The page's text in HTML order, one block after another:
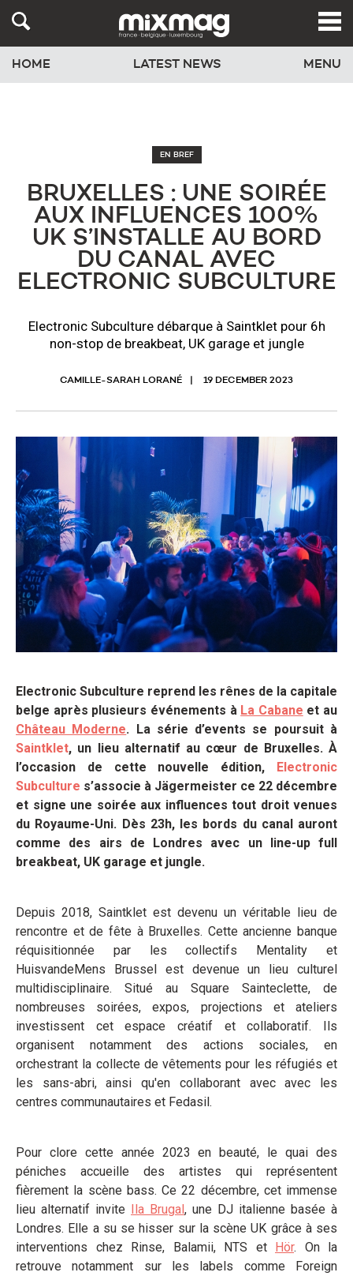
HOME LATEST NEWS MENU
EN BREF
BRUXELLES : UNE SOIRÉE
AUX INFLUENCES 100%
UK S’INSTALLE AU BORD
DU CANAL AVEC
ELECTRONIC SUBCULTURE
Electronic Subculture débarque à Saintklet pour 6h
non-stop de breakbeat, UK garage et jungle
CAMILLE-SARAH LORANÉ 19 DECEMBER 2023
Electronic Subculture reprend les rênes de la capitale
belge après plusieurs événements à La Cabane et au
Château Moderne. La série d’events se poursuit à
Saintklet, un lieu alternatif au cœur de Bruxelles. À
l’occasion de cette nouvelle édition, Electronic
Subculture s’associe à Jägermeister ce 22 décembre
et signe une soirée aux influences tout droit venues
du Royaume-Uni. Dès 23h, les bords du canal auront
comme des airs de Londres avec un line-up full
breakbeat, UK garage et jungle.
Depuis 2018, Saintklet est devenu un véritable lieu de
rencontre et de fête à Bruxelles. Cette ancienne banque
réquisitionnée par les collectifs Mentality et
HuisvandeMens Brussel est devenue un lieu culturel
multidisciplinaire. Situé au Square Sainteclette, de
nombreuses soirées, expos, projections et ateliers
investissent cet espace créatif et collaboratif. Ils
organisent notamment des actions sociales, en
orchestrant la collecte de vêtements pour les réfugiés et
les sans-abri, ainsi qu'en collaborant avec avec les
centres communautaires et Fedasil.
Pour clore cette année 2023 en beauté, le quai des
péniches accueille des artistes qui représentent
fièrement la scène bass. Ce 22 décembre, cet immense
lieu alternatif invite Ila Brugal, une DJ italienne basée à
Londres. Elle a su se hisser sur la scène UK grâce à ses
interventions chez Rinse, Balamii, NTS et Hör. On la
retrouve notamment sur les labels comme Foreign